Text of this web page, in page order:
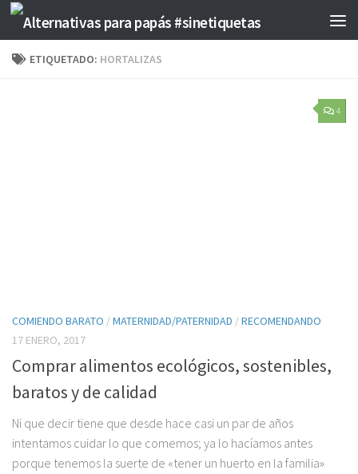
Saltar al contenido
ETIQUETADO: HORTALIZAS
4
COMIENDO BARATO /MATERNIDAD/PATERNIDAD /RECOMENDANDO
17 ENERO, 2017
Comprar alimentos ecológicos, sostenibles,
baratos y de calidad
Ni que decir tiene que desde hace casi un par de años
intentamos cuidar lo que comemos; ya lo hacíamos antes
porque tenemos la suerte de «tener un huerto en la familia»